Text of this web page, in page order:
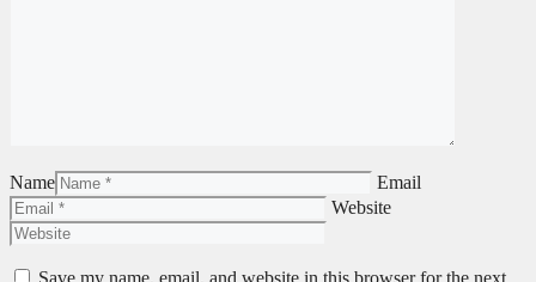
Name
Email
Website